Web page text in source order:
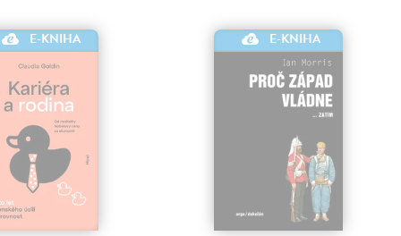
E-KNIHA E-KNIHA